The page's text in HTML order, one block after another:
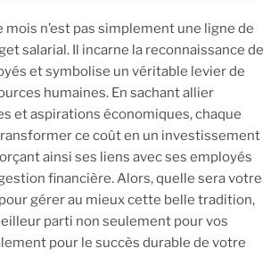
mois n’est pas simplement une ligne de
salarial. Il incarne la reconnaissance de
et symbolise un véritable levier de
humaines. En sachant allier
et aspirations économiques, chaque
ce coût en un investissement
ainsi ses liens avec ses employés
financière. Alors, quelle sera votre
gérer au mieux cette belle tradition,
parti non seulement pour vos
pour le succès durable de votre